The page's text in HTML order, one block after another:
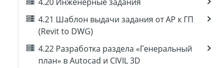
4.21 Шаблон выдачи задания от АР к ГП
(Revit to DWG)
4.22 Разработка раздела «Генеральный
план» в Autocad и CIVIL 3D